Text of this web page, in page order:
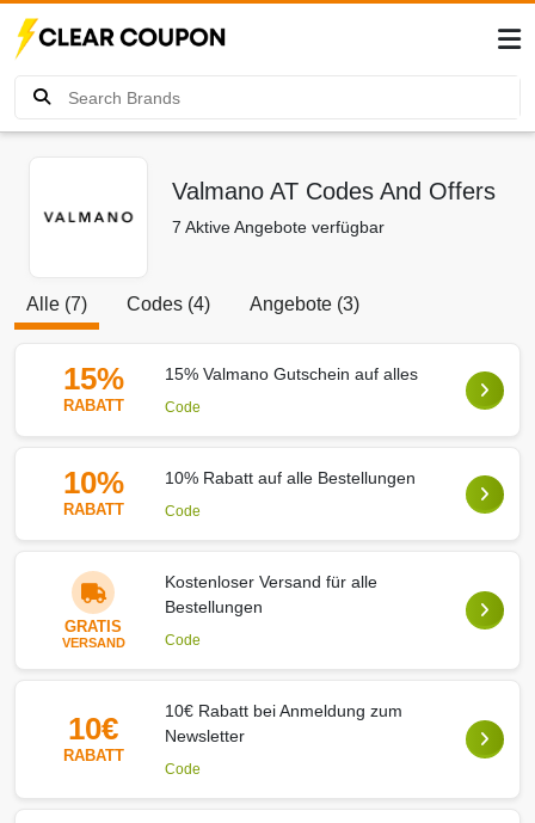
Valmano AT Codes And Offers
7 Aktive Angebote verfügbar
Alle (7) Codes (4) Angebote (3)
15%
RABATT
15% Valmano Gutschein auf alles
Code
10%
RABATT
10% Rabatt auf alle Bestellungen
Code
GRATIS
VERSAND
Kostenloser Versand für alle
Bestellungen
Code
10€
RABATT
10€ Rabatt bei Anmeldung zum
Newsletter
Code